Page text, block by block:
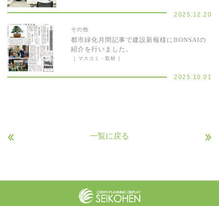
2025.12.20
その他
［ マスコミ・取材 ］
都市緑化月間記事で建設新報様にBONSAIの
紹介を行いました。
2025.10.01
« 一覧に戻る »